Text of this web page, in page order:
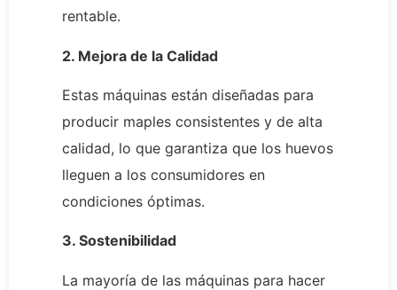
rentable.
2. Mejora de la Calidad
Estas máquinas están diseñadas para
producir maples consistentes y de alta
calidad, lo que garantiza que los huevos
lleguen a los consumidores en
condiciones óptimas.
3. Sostenibilidad
La mayoría de las máquinas para hacer